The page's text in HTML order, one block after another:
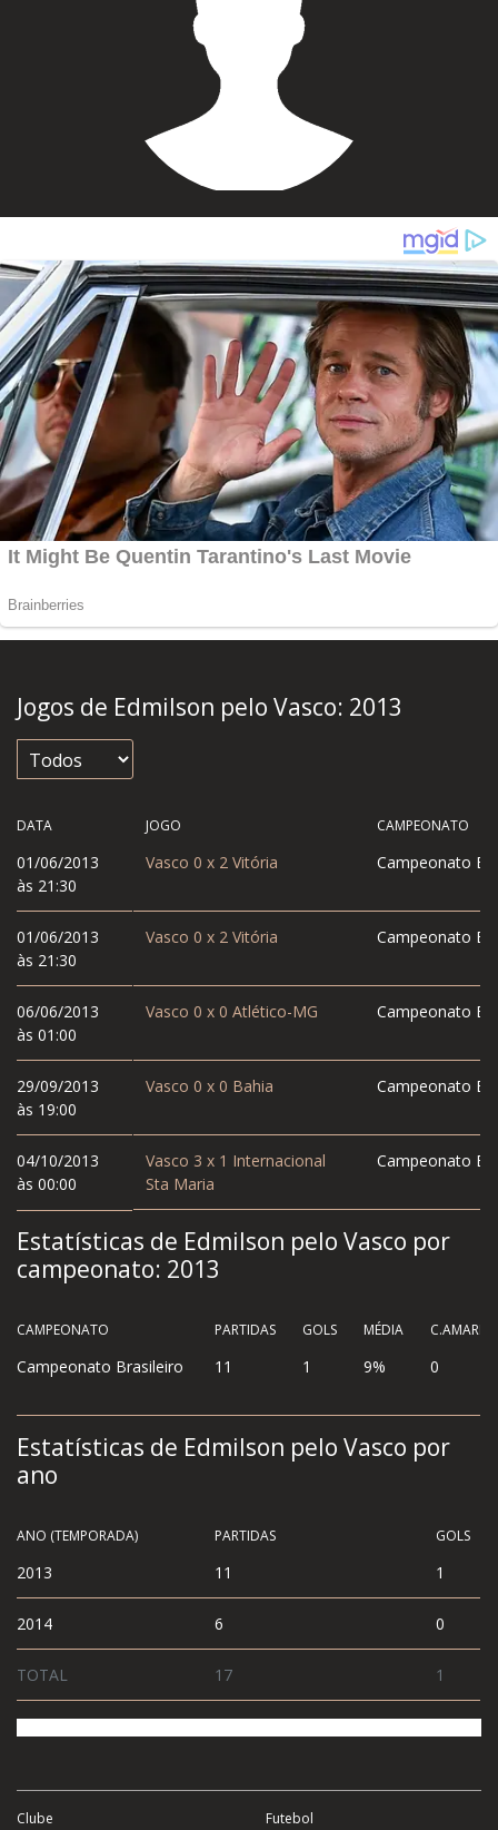
Jogos de Edmilson pelo Vasco: 2013
DATA
01/06/2013
às 21:30
01/06/2013
às 21:30
06/06/2013
às 01:00
29/09/2013
às 19:00
04/10/2013
às 00:00
JOGO CAMPEONATO
Vasco 0 x 2Vitória Campeonato
Vasco 0 x 2Vitória Campeonato
Vasco 0 x 0 Atlético-MG Campeonato
Vasco 0 x 0 Bahia Campeonato
Vasco 3 x 1 Internacional
Sta Maria
Campeonato
Estatísticas de Edmilson pelo Vasco por
campeonato: 2013
CAMPEONATO
Campeonato Brasileiro
PARTIDAS GOLS MÉDIA
11 1 9% 0
Estatísticas de Edmilson pelo Vasco por
ano
ANO (TEMPORADA)
2013
2014
TOTAL
PARTIDAS GOLS
11 1
6 0
17 1
Clube Futebol